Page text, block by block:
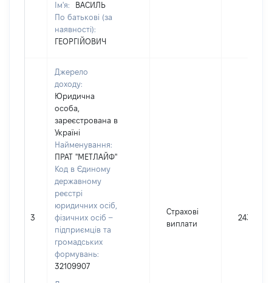
Ім'я:
ВАСИЛЬ
По батькові (за
наявності):
ГЕОРГІЙОВИЧ
3
Джерело
доходу:
Юридична
особа,
зареєстрована в
Україні
Найменування:
ПРАТ "МЕТЛАЙФ"
Код в Єдиному
державному
реєстрі
юридичних осіб,
фізичних осіб –
підприємців та
громадських
формувань:
32109907
Страхові
виплати
2436